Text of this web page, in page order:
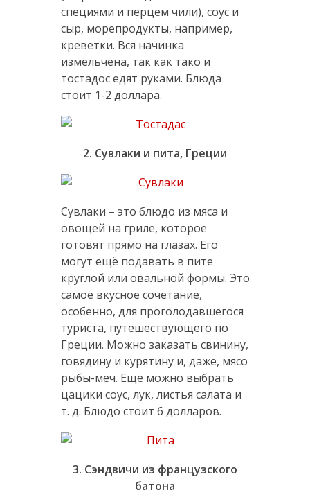
специями и перцем чили), соус и
сыр, морепродукты, например,
креветки. Вся начинка
измельчена, так как тако и
тостадос едят руками. Блюда
стоит 1-2 доллара.
2. Сувлаки и пита, Греции
Сувлаки – это блюдо из мяса и
овощей на гриле, которое
готовят прямо на глазах. Его
могут ещё подавать в пите
круглой или овальной формы. Это
самое вкусное сочетание,
особенно, для проголодавшегося
туриста, путешествующего по
Греции. Можно заказать свинину,
говядину и курятину и, даже, мясо
рыбы-меч. Ещё можно выбрать
цацики соус, лук, листья салата и
т. д. Блюдо стоит 6 долларов.
3. Сэндвичи из французского
батона